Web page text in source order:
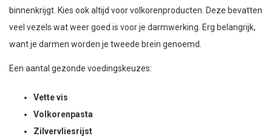
binnenkrijgt. Kies ook altijd voor volkorenproducten. Deze bevatten
veel vezels wat weer goed is voor je darmwerking. Erg belangrijk,
want je darmen worden je tweede brein genoemd.
Een aantal gezonde voedingskeuzes:
Vette vis
Volkorenpasta
Zilvervliesrijst